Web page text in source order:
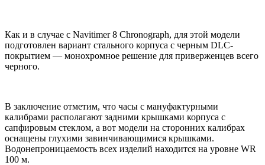
Как и в случае с Navitimer 8 Chronograph, для этой модели
подготовлен вариант стального корпуса с черным DLC-
покрытием — монохромное решение для приверженцев всего
черного.
В заключение отметим, что часы с мануфактурными
калибрами располагают задними крышками корпуса с
сапфировым стеклом, а вот модели на сторонних калибрах
оснащены глухими завинчивающимися крышками.
Водонепроницаемость всех изделий находится на уровне WR
100 м.